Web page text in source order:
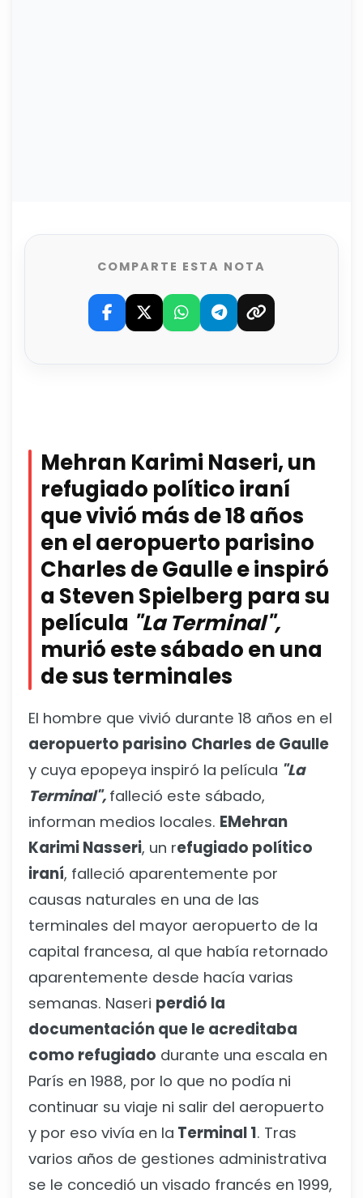
COMPARTE ESTA NOTA
Mehran Karimi Naseri, un
refugiado político iraní
que vivió más de 18 años
en el aeropuerto parisino
Charles de Gaulle e inspiró
a Steven Spielberg para su
película "La Terminal",
murió este sábado en una
de sus terminales
El hombre que vivió durante 18 años en el
aeropuerto parisino Charles de Gaulle
y cuya epopeya inspiró la película "La
Terminal", falleció este sábado,
informan medios locales. EMehran
Karimi Nasseri, un refugiado político
iraní, falleció aparentemente por
causas naturales en una de las
terminales del mayor aeropuerto de la
capital francesa, al que había retornado
aparentemente desde hacía varias
semanas. Naseri perdió la
documentación que le acreditaba
como refugiado durante una escala en
París en 1988, por lo que no podía ni
continuar su viaje ni salir del aeropuerto
y por eso vivía en la Terminal 1. Tras
varios años de gestiones administrativa
se le concedió un visado francés en 1999,